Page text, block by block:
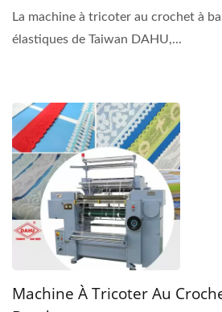
La machine à tricoter au crochet à
élastiques de Taiwan DAHU,...
Machine À Tricoter Au